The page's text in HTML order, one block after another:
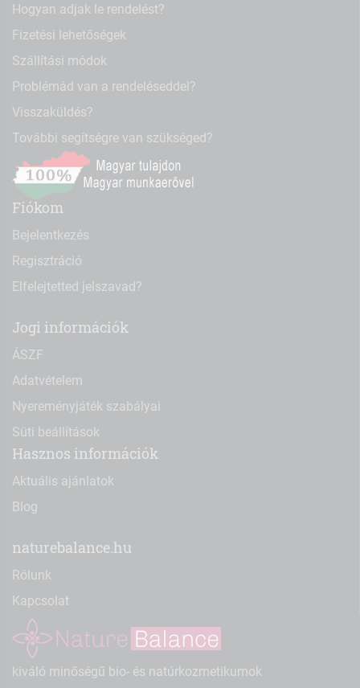
Hogyan adjak le rendelést?
Fizetési lehetőségek
Szállítási módok
Problémád van a rendeléseddel?
Visszaküldés?
További segítségre van szükséged?
Fiókom
Bejelentkezés
Regisztráció
Elfelejtetted jelszavad?
Jogi információk
ÁSZF
Adatvételem
Nyereményjáték szabályai
Süti beállítások
Hasznos információk
Aktuális ajánlatok
Blog
naturebalance.hu
Rólunk
Kapcsolat
kiváló minőségű bio- és natúrkozmetikumok